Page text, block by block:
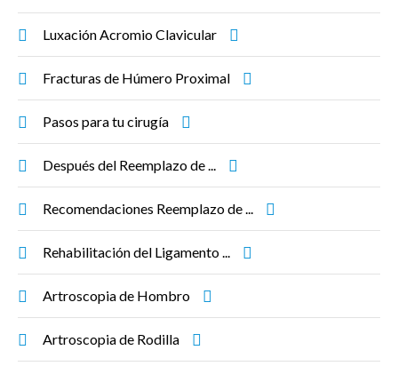
Luxación Acromio Clavicular
Fracturas de Húmero Proximal
Pasos para tu cirugía
Después del Reemplazo de ...
Recomendaciones Reemplazo de ...
Rehabilitación del Ligamento ...
Artroscopia de Hombro
Artroscopia de Rodilla